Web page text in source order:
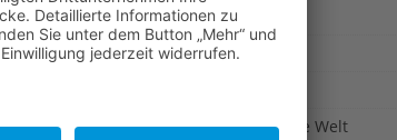
Italien
Japan
Kulinarisch um die Welt